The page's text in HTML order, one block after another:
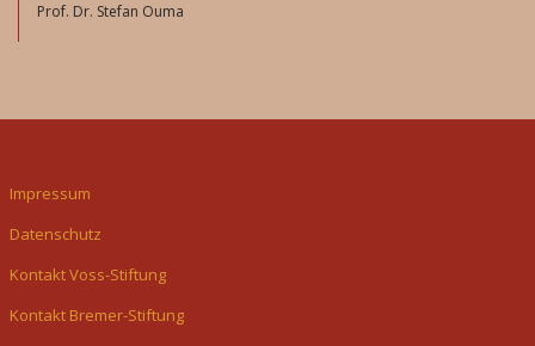
Prof. Dr. Stefan Ouma
Impressum
Datenschutz
Kontakt Voss-Stiftung
Kontakt Bremer-Stiftung